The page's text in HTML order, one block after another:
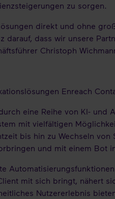
zu sorgen.
direkt und ohne
dass wir unsere
Christoph
Enreach
eine Reihe von KI- und
mit vielfältigen
bis hin zu Wechseln von
und mit einem Bot
mit sich bringt, nähert
Nutzererlebnis